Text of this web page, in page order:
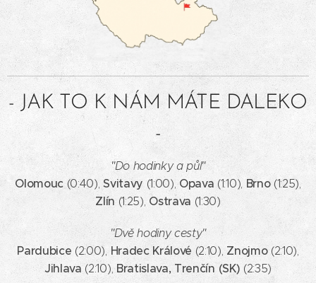
- JAK TO K NÁM MÁTE DALEKO
-
"Do hodinky a půl"
Olomouc (0:40),Svitavy (1:00), Opava (1:10), Brno (1:25),
Zlín (1:25), Ostrava (1:30)
"Dvě hodiny cesty"
Pardubice (2:00), Hradec Králové (2:10), Znojmo(2:10),
Jihlava (2:10),Bratislava, Trenčín (SK) (2:35)